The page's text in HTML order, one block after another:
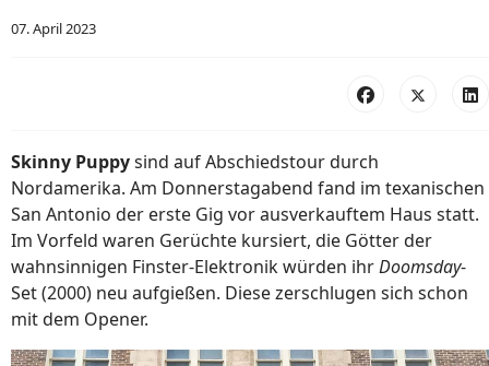
07. April 2023
Skinny Puppysind auf Abschiedstour durch
Nordamerika. Am Donnerstagabend fand im texanischen
San Antonio der erste Gig vor ausverkauftem Haus statt.
Im Vorfeld waren Gerüchte kursiert, die Götter der
wahnsinnigen Finster-Elektronik würden ihrDoomsday-
Set (2000) neu aufgießen. Diese zerschlugen sich schon
mit dem Opener.